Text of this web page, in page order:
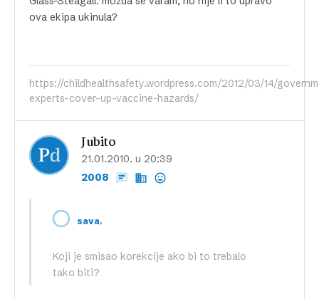
ova ekipa ukinula?
https://childhealthsafety.wordpress.com/2012/03/14/
experts-cover-up-vaccine-hazards/
Jubito
21.01.2010. u 20:39
2008
sava,
Koji je smisao korekcije ako bi to trebalo
tako biti?